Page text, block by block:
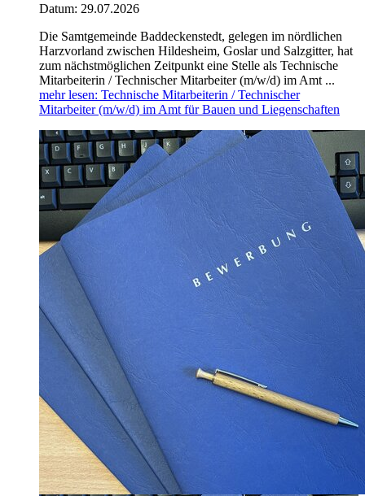
Datum: 29.07.2026
Die Samtgemeinde Baddeckenstedt, gelegen im nördlichen
Harzvorland zwischen Hildesheim, Goslar und Salzgitter, hat
zum nächstmöglichen Zeitpunkt eine Stelle als Technische
Mitarbeiterin / Technischer Mitarbeiter (m/w/d) im Amt ...
mehr lesen: Technische Mitarbeiterin / Technischer
Mitarbeiter (m/w/d) im Amt für Bauen und Liegenschaften